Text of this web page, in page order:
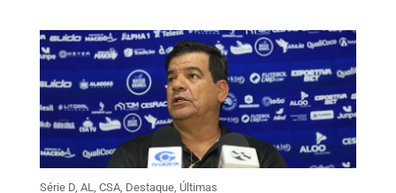
Série D, AL, CSA, Destaque, Últimas